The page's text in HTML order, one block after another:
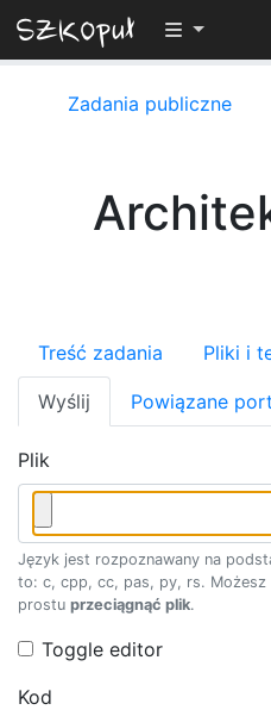
Przełącz
Zadania publiczne
Treść zadania Pliki i
Wyślij Powiązane
Plik
Język jest rozpoznawany na
to: c, cpp, cc, pas, py, rs.
prostu przeciągnąć plik.
Toggle editor
Kod